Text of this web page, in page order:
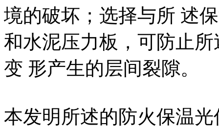
境的破坏；选择与所 述
和水泥压力板，可防止
变 形产生的层间裂隙。
本发明所述的防火保温